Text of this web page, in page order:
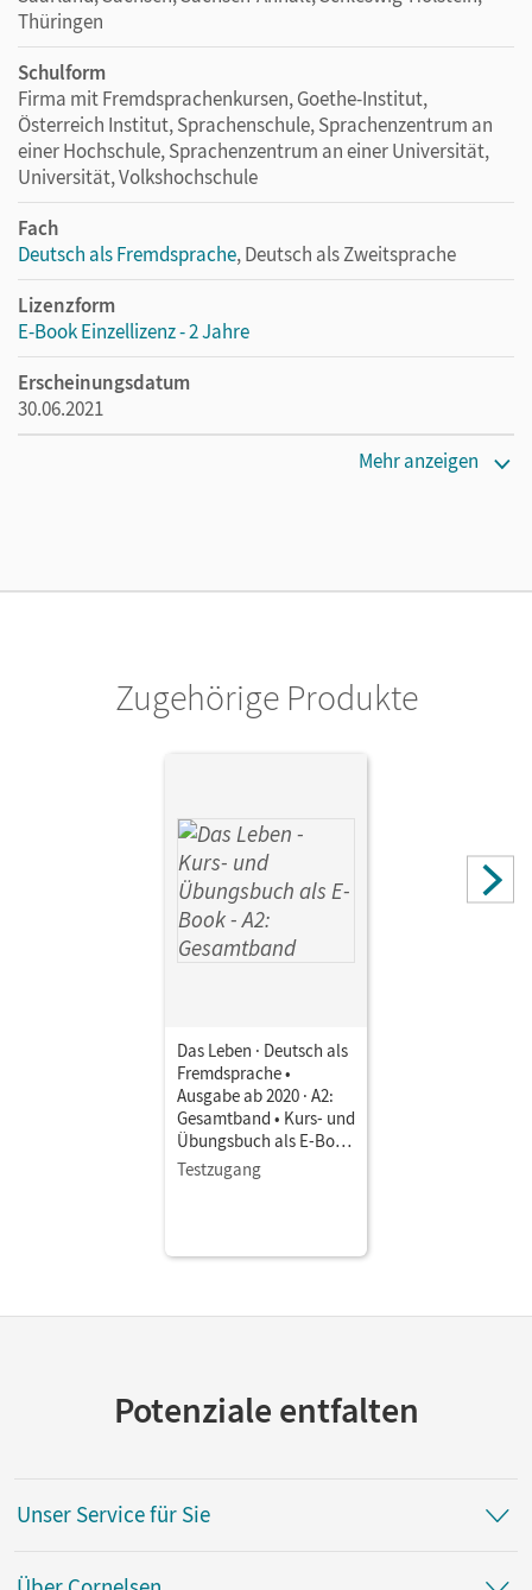
Problem! Via LTI-Lizenz lassen sich die digitalen Ausgaben
ganz einfach in Ihr LMS integrieren. Melden Sie sich bitte bei
unseren Fachberater/-innen für die Erwachsenenbildung
unter cornelsen.de/service/berater
Wir freuen uns auf Ihre Anfrage!
Thüringen
Schulform
Firma mit Fremdsprachenkursen, Goethe-Institut,
Österreich Institut, Sprachenschule, Sprachenzentrum an
einer Hochschule, Sprachenzentrum an einer Universität,
Universität, Volkshochschule
Fach
Deutsch als Fremdsprache, Deutsch als Zweitsprache
Lizenzform
E-Book Einzellizenz - 2 Jahre
Erscheinungsdatum
30.06.2021
Cornelsen Verlag
Mehr anzeigen
Zugehörige Produkte
Das Leben · Deutsch als
Fremdsprache •
Ausgabe ab 2020 · A2:
Gesamtband • Kurs- und
Übungsbuch als E-Book
Mit Medien
Testzugang
Potenziale entfalten
Unser Service für Sie